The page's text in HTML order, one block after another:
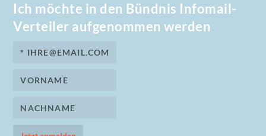
Ich möchte in den Bündnis Infomail-
Verteiler aufgenommen werden